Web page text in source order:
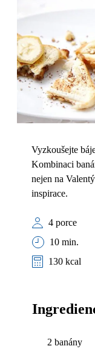
Vyzkoušejte
Kombinaci
nejen na
inspirace.
4 porce
10 min.
130 kcal
2 banány